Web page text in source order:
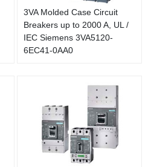
3VA Molded Case Circuit
Breakers up to 2000 A, UL /
IEC Siemens 3VA5120-
6EC41-0AA0